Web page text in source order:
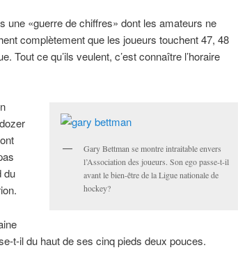
une «guerre de chiffres» dont les amateurs ne
complètement que les joueurs touchent 47, 48
Tout ce qu’ils veulent, c’est connaître l’horaire
Gary Bettman se montre intraitable envers
l’Association des joueurs. Son ego passe-t-il
avant le bien-être de la Ligue nationale de
hockey?
du
t-il du haut de ses cinq pieds deux pouces.